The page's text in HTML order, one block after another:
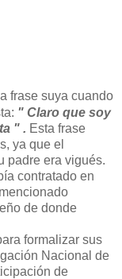
frase suya cuando
" Claro que soy
" . Esta frase
ya que el
padre era vigués.
contratado en
de donde
formalizar sus
Nacional de
de